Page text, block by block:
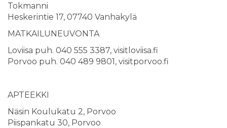
Tokmanni
Heskerintie 17, 07740 Vanhakylä
MATKAILUNEUVONTA
Loviisa puh. 040 555 3387, visitloviisa.fi
Porvoo puh. 040 489 9801, visitporvoo.fi
APTEEKKI
Näsin Koulukatu 2, Porvoo
Piispankatu 30, Porvoo